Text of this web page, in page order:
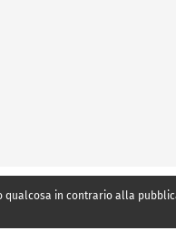
qualcosa in contrario alla